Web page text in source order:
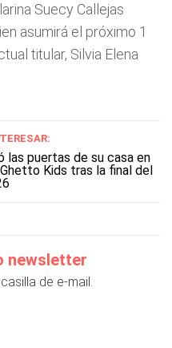
Suecy Callejas
asumirá el próximo 1
titular, Silvia Elena
las puertas de su casa en
Kids tras la final del
newsletter
de e-mail.